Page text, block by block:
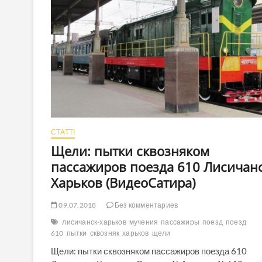
СТАТТІ
Щели: пытки сквозняком
пассажиров поезда 610
Харьков (ВидеоСатира)
09.07.2018
Без комментариев
лисичанск-харьков мучения пассажиры поезд поезд
610 пытки сквозняк харьков щели
Щели: пытки сквозняком пассажиров поезда 610